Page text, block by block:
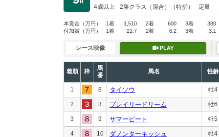
4歳以上 2勝クラス （混合）（特指） 定量
本賞金 （万円） 1着 1,510 2着 600 3着
380
付加賞 （万円） 1着 21.7 2着 6.2 3着 3.1
レース映像 PLAY
着順 枠
馬
番
馬名 性齢
1 8 タイソウ 牡4
2 3 プレイリードリーム 牡6
3 9 サマービート 牡5
4 10 ダノンターキッシュ 牡4